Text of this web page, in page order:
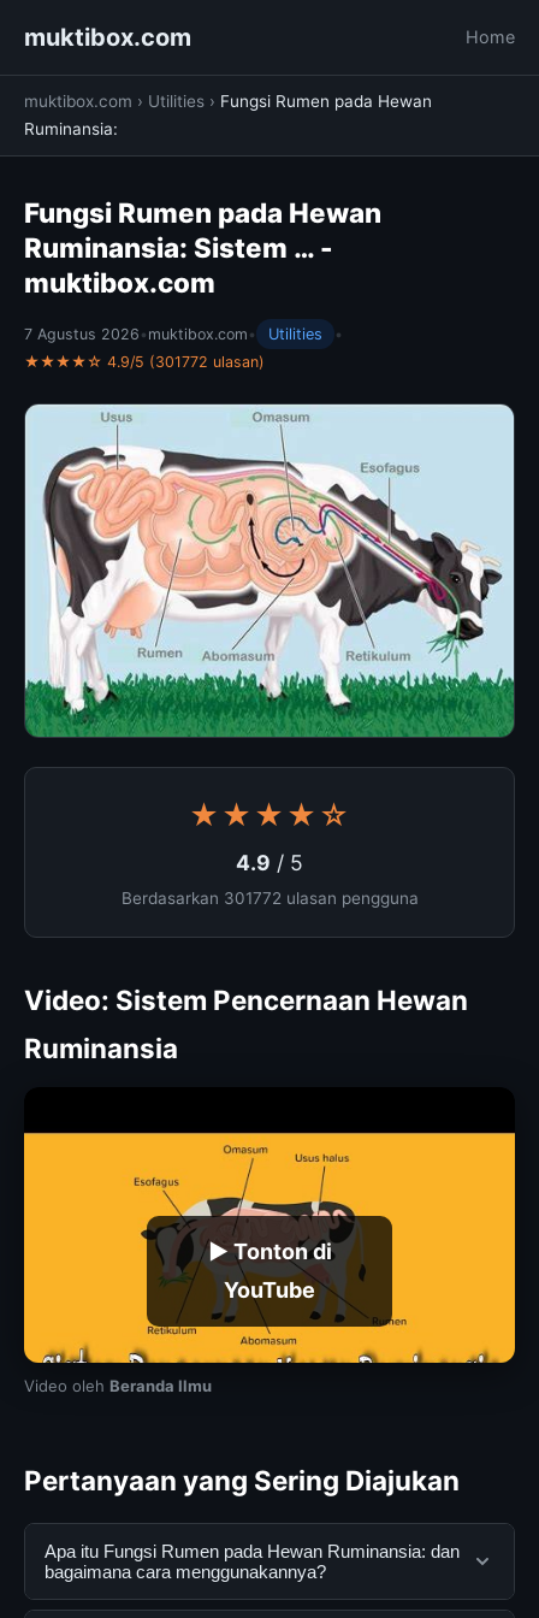
muktibox.com Home
muktibox.com › Utilities › Fungsi Rumen pada Hewan
Ruminansia:
Fungsi Rumen pada Hewan
Ruminansia: Sistem … -
muktibox.com
7 Agustus 2026 • muktibox.com • Utilities
•
★★★★☆ 4.9/5 (301772 ulasan)
★★★★☆
4.9 / 5
Berdasarkan 301772 ulasan pengguna
Video: Sistem Pencernaan Hewan
Ruminansia
▶ Tonton di
YouTube
Video oleh Beranda Ilmu
Pertanyaan yang Sering Diajukan
Apa itu Fungsi Rumen pada Hewan Ruminansia: dan
bagaimana cara menggunakannya?